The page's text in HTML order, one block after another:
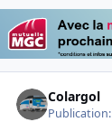
Colargol
Publication: